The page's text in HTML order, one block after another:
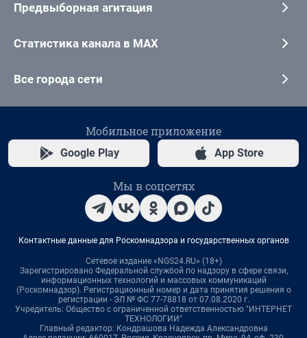
Предвыборная агитация
Статистика канала в MAX
Все города сети
Мобильное приложение
Google Play App Store
Мы в соцсетях
Контактные данные для Роскомнадзора и государственных органов
Сетевое издание «NGS24.RU» (18+)
Зарегистрировано Федеральной службой по надзору в сфере связи,
информационных технологий и массовых коммуникаций
(Роскомнадзор). Регистрационный номер и дата принятия решения о
регистрации - ЭЛ № ФС 77-78818 от 07.08.2020 г.
Учредитель: Общество с ограниченной ответственностью "ИНТЕРНЕТ
ТЕХНОЛОГИИ"
Главный редактор: Кондрашова Надежда Александровна